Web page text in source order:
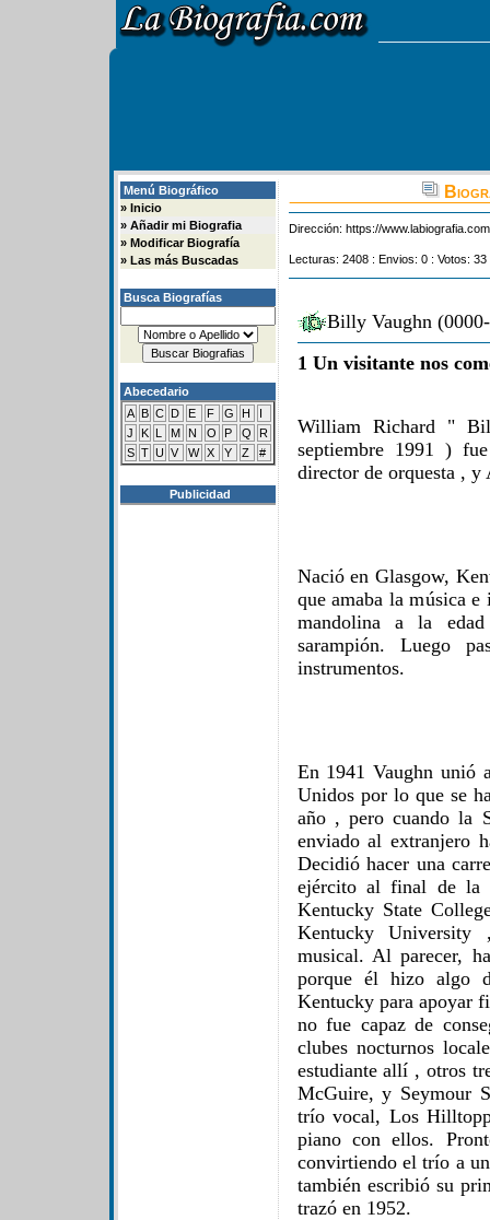
Menú Biográfico
» Inicio
» Añadir mi Biografia
» Modificar Biografía
» Las más Buscadas
Busca Biografías
Abecedario
A B C D E F G H
I
J
K L M N O P Q
R
S T U V W X Y Z #
Publicidad
Dirección: https://
Lecturas: 2408 : Envios: 0 : Votos:
Billy Vaughn
1 Un visitante nos
William Richard "
septiembre 1991 )
director de orquesta ,
Nació en Glasgow,
que amaba la música
mandolina a la
sarampión. Luego
instrumentos.
En 1941 Vaughn unió
Unidos por lo que se
año , pero cuando la
enviado al extranjero
Decidió hacer una
ejército al final de la
Kentucky State
Kentucky University
musical. Al parecer,
porque él hizo algo
Kentucky para apoyar
no fue capaz de
clubes nocturnos
estudiante allí , otros
McGuire, y Seymour
trío vocal, Los
piano con ellos.
convirtiendo el trío a
también escribió su
trazó en 1952.